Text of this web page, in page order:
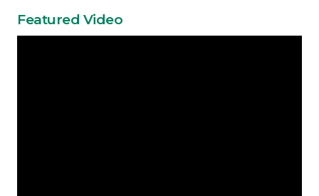
Featured Video